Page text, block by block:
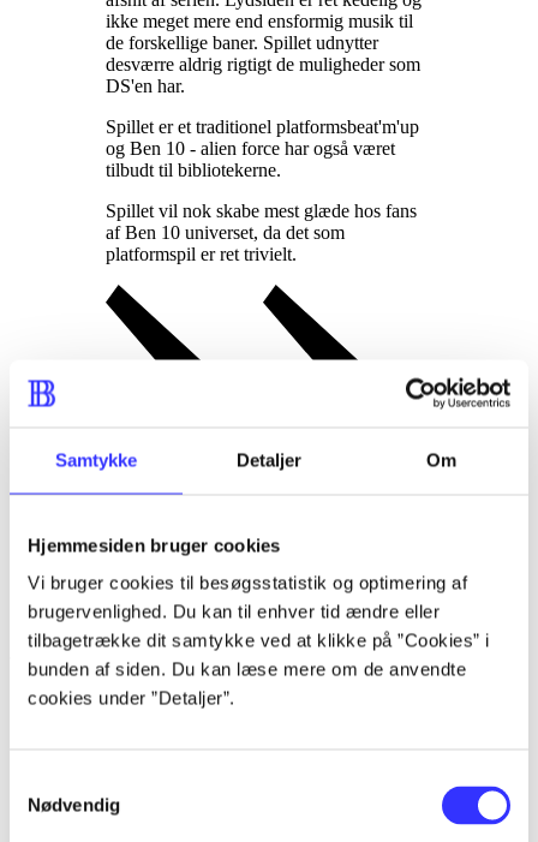
Samtykke Detaljer Om
Hjemmesiden bruger cookies
Vi bruger cookies til besøgsstatistik og optimering af
brugervenlighed. Du kan til enhver tid ændre eller
tilbagetrække dit samtykke ved at klikke på ”Cookies” i
bunden af siden. Du kan læse mere om de anvendte
cookies under ”Detaljer”.
Nødvendig
ikke meget mere end ensformig musik til
de forskellige baner. Spillet udnytter
desværre aldrig rigtigt de muligheder som
DS'en har.
Spillet er et traditionel platformsbeat'm'up
og Ben 10 - alien force har også været
tilbudt til bibliotekerne.
Spillet vil nok skabe mest glæde hos fans
af Ben 10 universet, da det som
platformspil er ret trivielt.
Læs hele vurderingen
Bibliotekernes vurdering